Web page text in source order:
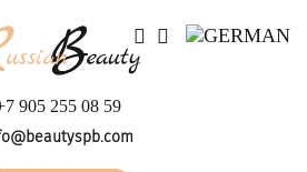
905 255 08 59